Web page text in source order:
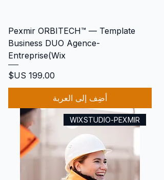
Pexmir ORBITECH™ — Template
Business DUO Agence-
Entreprise(Wix
السعر
أضِف إلى العربة
WIXSTUDIO-PEXMIR